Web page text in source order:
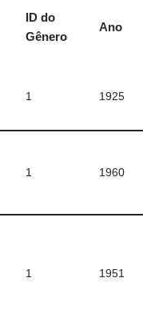
ID do
Gênero
Ano
1 1925
1 1960
1 1951